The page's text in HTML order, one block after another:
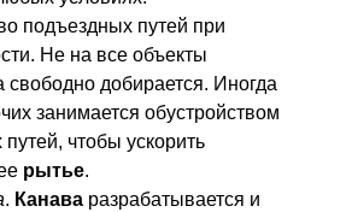
подъездных путей при
Не на все объекты
свободно добирается. Иногда
занимается обустройством
чтобы ускорить
рытье.
. Канава разрабатывается и